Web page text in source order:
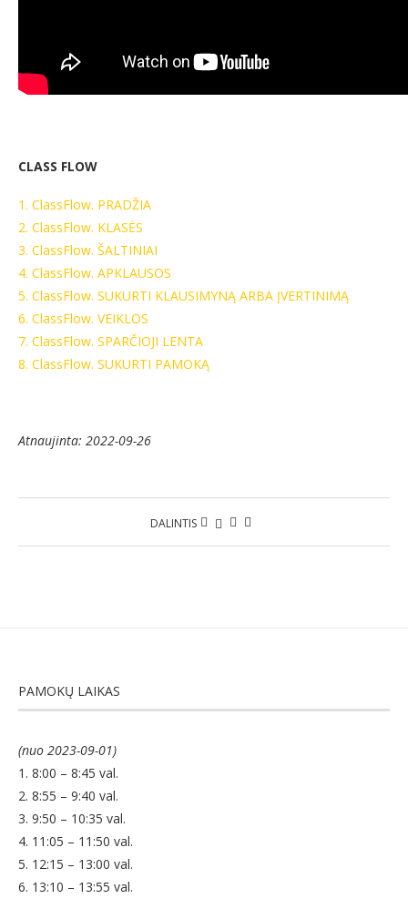
CLASS FLOW
1. ClassFlow. PRADŽIA
2. ClassFlow. KLASĖS
3. ClassFlow. ŠALTINIAI
4. ClassFlow. APKLAUSOS
5. ClassFlow. SUKURTI KLAUSIMYNĄ ARBA ĮVERTINIMĄ
6. ClassFlow. VEIKLOS
7. ClassFlow. SPARČIOJI LENTA
8. ClassFlow. SUKURTI PAMOKĄ
Atnaujinta: 2022-09-26
DALINTIS
PAMOKŲ LAIKAS
(nuo 2023-09-01)
1. 8:00 – 8:45 val.
2. 8:55 – 9:40 val.
3. 9:50 – 10:35 val.
4. 11:05 – 11:50 val.
5. 12:15 – 13:00 val.
6. 13:10 – 13:55 val.